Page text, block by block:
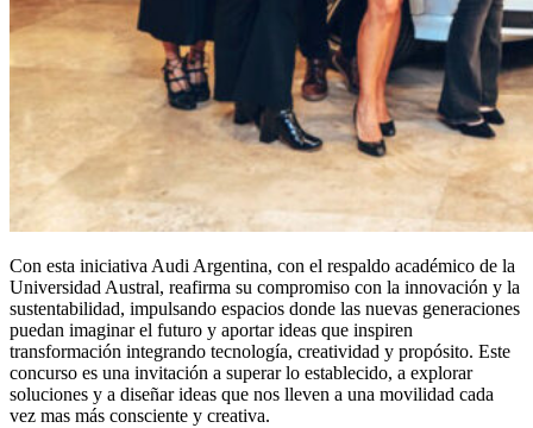
Con esta iniciativa Audi Argentina, con el respaldo académico de la
Universidad Austral, reafirma su compromiso con la innovación y la
sustentabilidad, impulsando espacios donde las nuevas generaciones
puedan imaginar el futuro y aportar ideas que inspiren
transformación integrando tecnología, creatividad y propósito. Este
concurso es una invitación a superar lo establecido, a explorar
soluciones y a diseñar ideas que nos lleven a una movilidad cada
vez mas más consciente y creativa.